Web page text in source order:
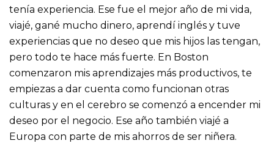
tenía experiencia. Ese fue el mejor año de mi vida,
viajé, gané mucho dinero, aprendí inglés y tuve
experiencias que no deseo que mis hijos las tengan,
pero todo te hace más fuerte. En Boston
comenzaron mis aprendizajes más productivos, te
empiezas a dar cuenta como funcionan otras
culturas y en el cerebro se comenzó a encender mi
deseo por el negocio. Ese año también viajé a
Europa con parte de mis ahorros de ser niñera.